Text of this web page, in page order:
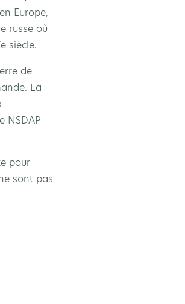
Europe,
russe où
siècle.
de
La
NSDAP
pour
sont pas